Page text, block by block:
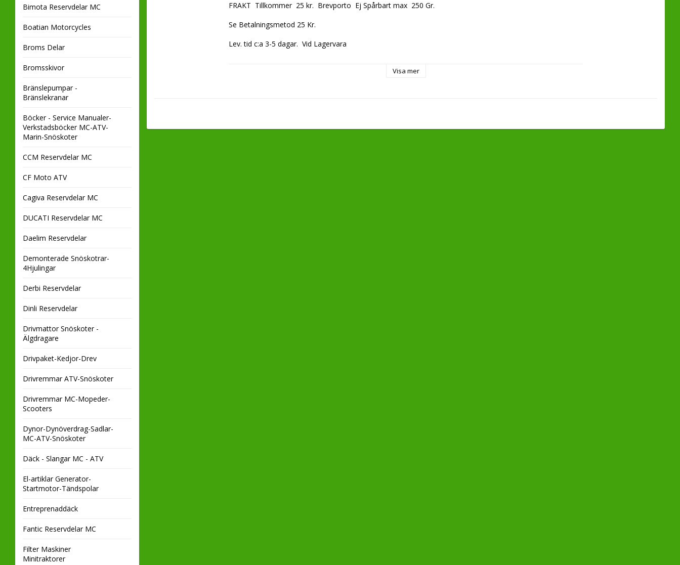
Bimota Reservdelar MC
Boatian Motorcycles
Broms Delar
Bromsskivor
Bränslepumpar -
Bränslekranar
Böcker - Service Manualer-
Verkstadsböcker MC-ATV-
Marin-Snöskoter
CCM Reservdelar MC
CF Moto ATV
Cagiva Reservdelar MC
DUCATI Reservdelar MC
Daelim Reservdelar
Demonterade Snöskotrar-
4Hjulingar
Derbi Reservdelar
Dinli Reservdelar
Drivmattor Snöskoter -
Älgdragare
Drivpaket-Kedjor-Drev
Drivremmar ATV-Snöskoter
Drivremmar MC-Mopeder-
Scooters
Dynor-Dynöverdrag-Sadlar-
MC-ATV-Snöskoter
Däck - Slangar MC - ATV
El-artiklar Generator-
Startmotor-Tändspolar
Entreprenaddäck
Fantic Reservdelar MC
Filter Maskiner
Minitraktorer
FRAKT  Tillkommer  25 kr.  Brevporto  Ej Spårbart max  250 Gr.
Se Betalningsmetod 25 Kr.
Lev. tid c:a 3-5 dagar.  Vid Lagervara
Visa mer